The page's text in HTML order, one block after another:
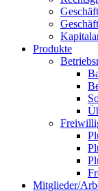
Produkte
Mitglieder/